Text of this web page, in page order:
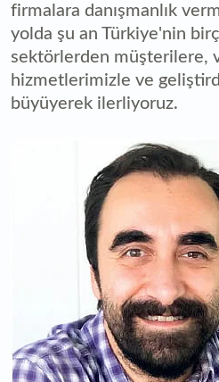
firmalara danışmanlık
yolda şu an Türkiye'nin
sektörlerden müşterilere,
hizmetlerimizle ve
büyüyerek ilerliyoruz.